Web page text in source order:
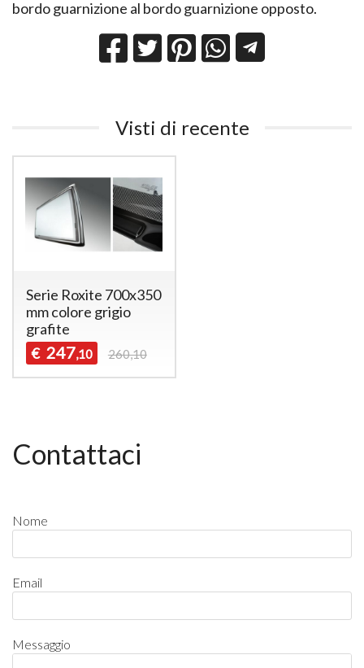
bordo guarnizione al bordo guarnizione opposto.
Visti di recente
Serie Roxite 700x350
mm colore grigio
grafite
€ 247,10 260,10
Contattaci
Nome
Email
Messaggio